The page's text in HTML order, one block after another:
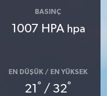
BASINÇ
1007 HPA hpa
EN DÜŞÜK / EN YÜKSEK
21 ° / 32°